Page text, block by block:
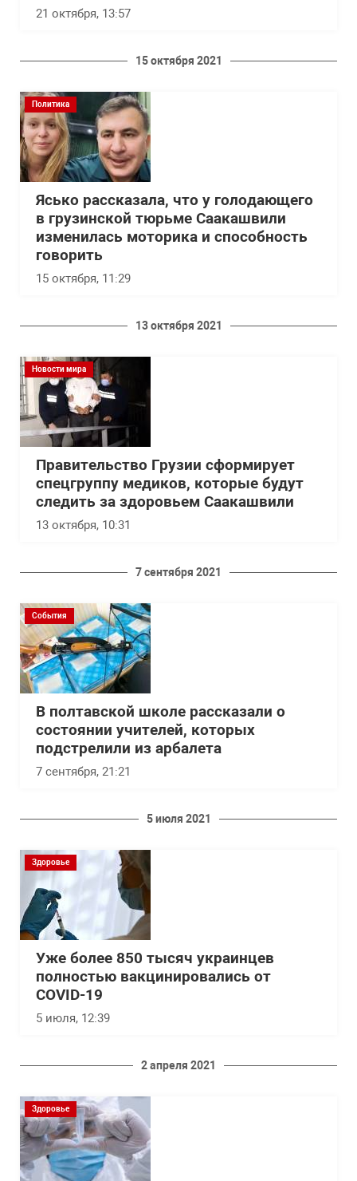
21 октября, 13:57
15 октября 2021
Политика
Ясько рассказала, что у голодающего
в грузинской тюрьме Саакашвили
изменилась моторика и способность
говорить
15 октября, 11:29
13 октября 2021
Новости мира
Правительство Грузии сформирует
спецгруппу медиков, которые будут
следить за здоровьем Саакашвили
13 октября, 10:31
7 сентября 2021
События
В полтавской школе рассказали о
состоянии учителей, которых
подстрелили из арбалета
7 сентября, 21:21
5 июля 2021
Здоровье
Уже более 850 тысяч украинцев
полностью вакцинировались от
COVID-19
5 июля, 12:39
2 апреля 2021
Здоровье